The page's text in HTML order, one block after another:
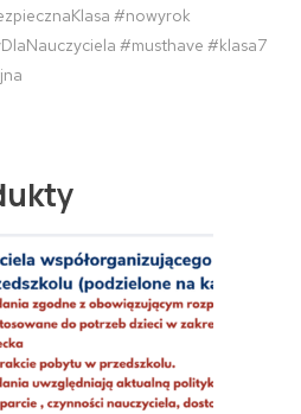
#nowyrok
#musthave #klasa7